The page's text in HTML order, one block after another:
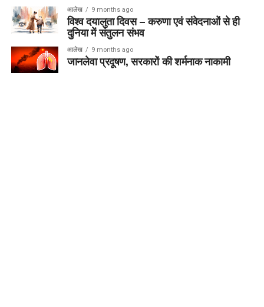
आलेख 9 months ago
विश्व दयालुता दिवस – करुणा एवं संवेदनाओं से ही
दुनिया में संतुलन संभव
आलेख 9 months ago
जानलेवा प्रदूषण, सरकारों की शर्मनाक नाकामी